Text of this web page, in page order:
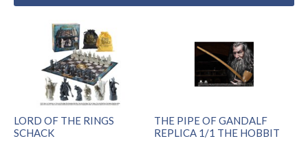
LORD OF THE RINGS
SCHACK
THE PIPE OF GANDALF
REPLICA 1/1 THE HOBBIT